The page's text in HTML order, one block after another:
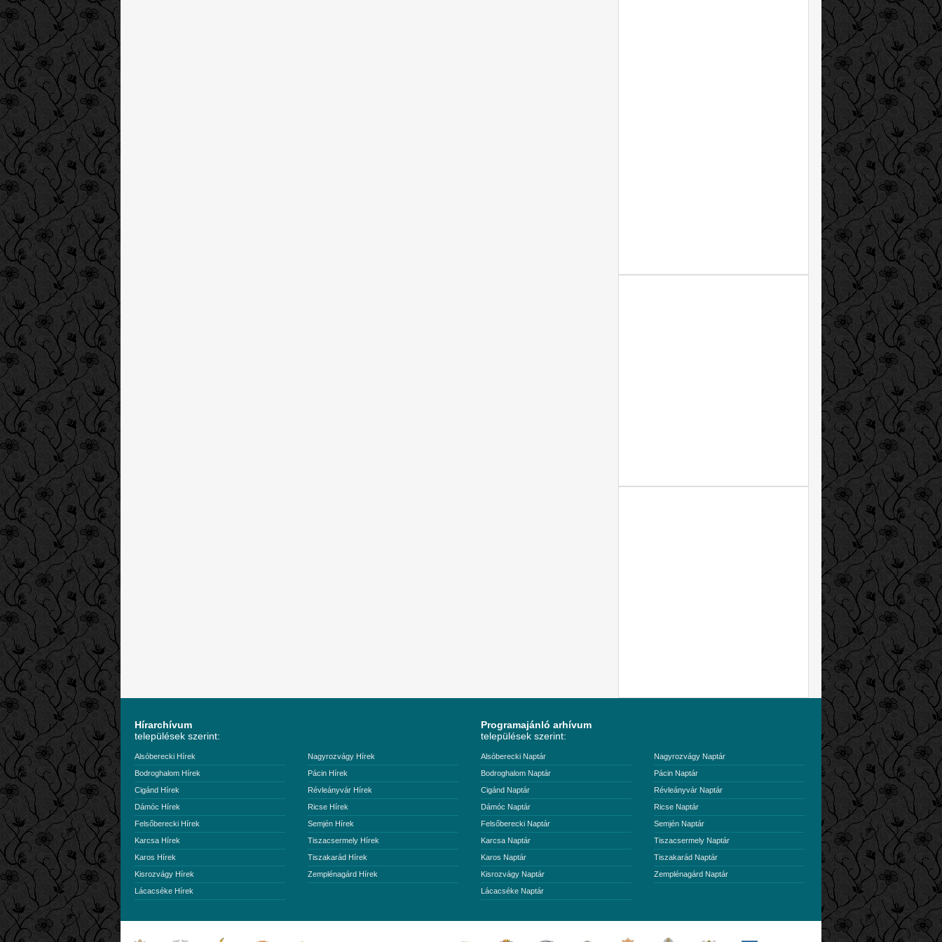
Hírarchívum
települések szerint:
Alsóberecki Hírek
Bodroghalom Hírek
Cigánd Hírek
Dámóc Hírek
Felsőberecki Hírek
Karcsa Hírek
Karos Hírek
Kisrozvágy Hírek
Lácacséke Hírek
Nagyrozvágy Hírek
Pácin Hírek
Révleányvár Hírek
Ricse Hírek
Semjén Hírek
Tiszacsermely Hírek
Tiszakarád Hírek
Zemplénagárd Hírek
Programajánló arhívum
települések szerint:
Alsóberecki Naptár
Bodroghalom Naptár
Cigánd Naptár
Dámóc Naptár
Felsőberecki Naptár
Karcsa Naptár
Karos Naptár
Kisrozvágy Naptár
Lácacséke Naptár
Nagyrozvágy Naptár
Pácin Naptár
Révleányvár Naptár
Ricse Naptár
Semjén Naptár
Tiszacsermely Naptár
Tiszakarád Naptár
Zemplénagárd Naptár